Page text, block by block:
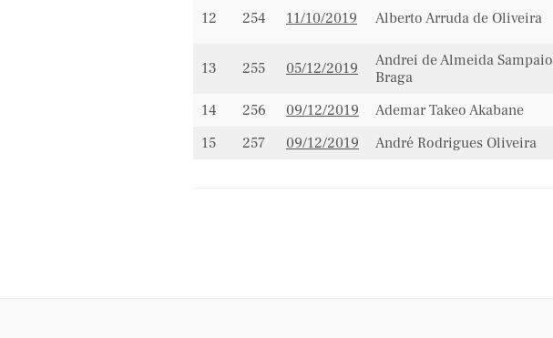
12 254 11/10/2019 Alberto Arruda de Oliveira
13 255 05/12/2019
Andrei de Almeida Sampaio
Braga
14 256 09/12/2019 Ademar Takeo Akabane
15
257 09/12/2019 André Rodrigues Oliveira